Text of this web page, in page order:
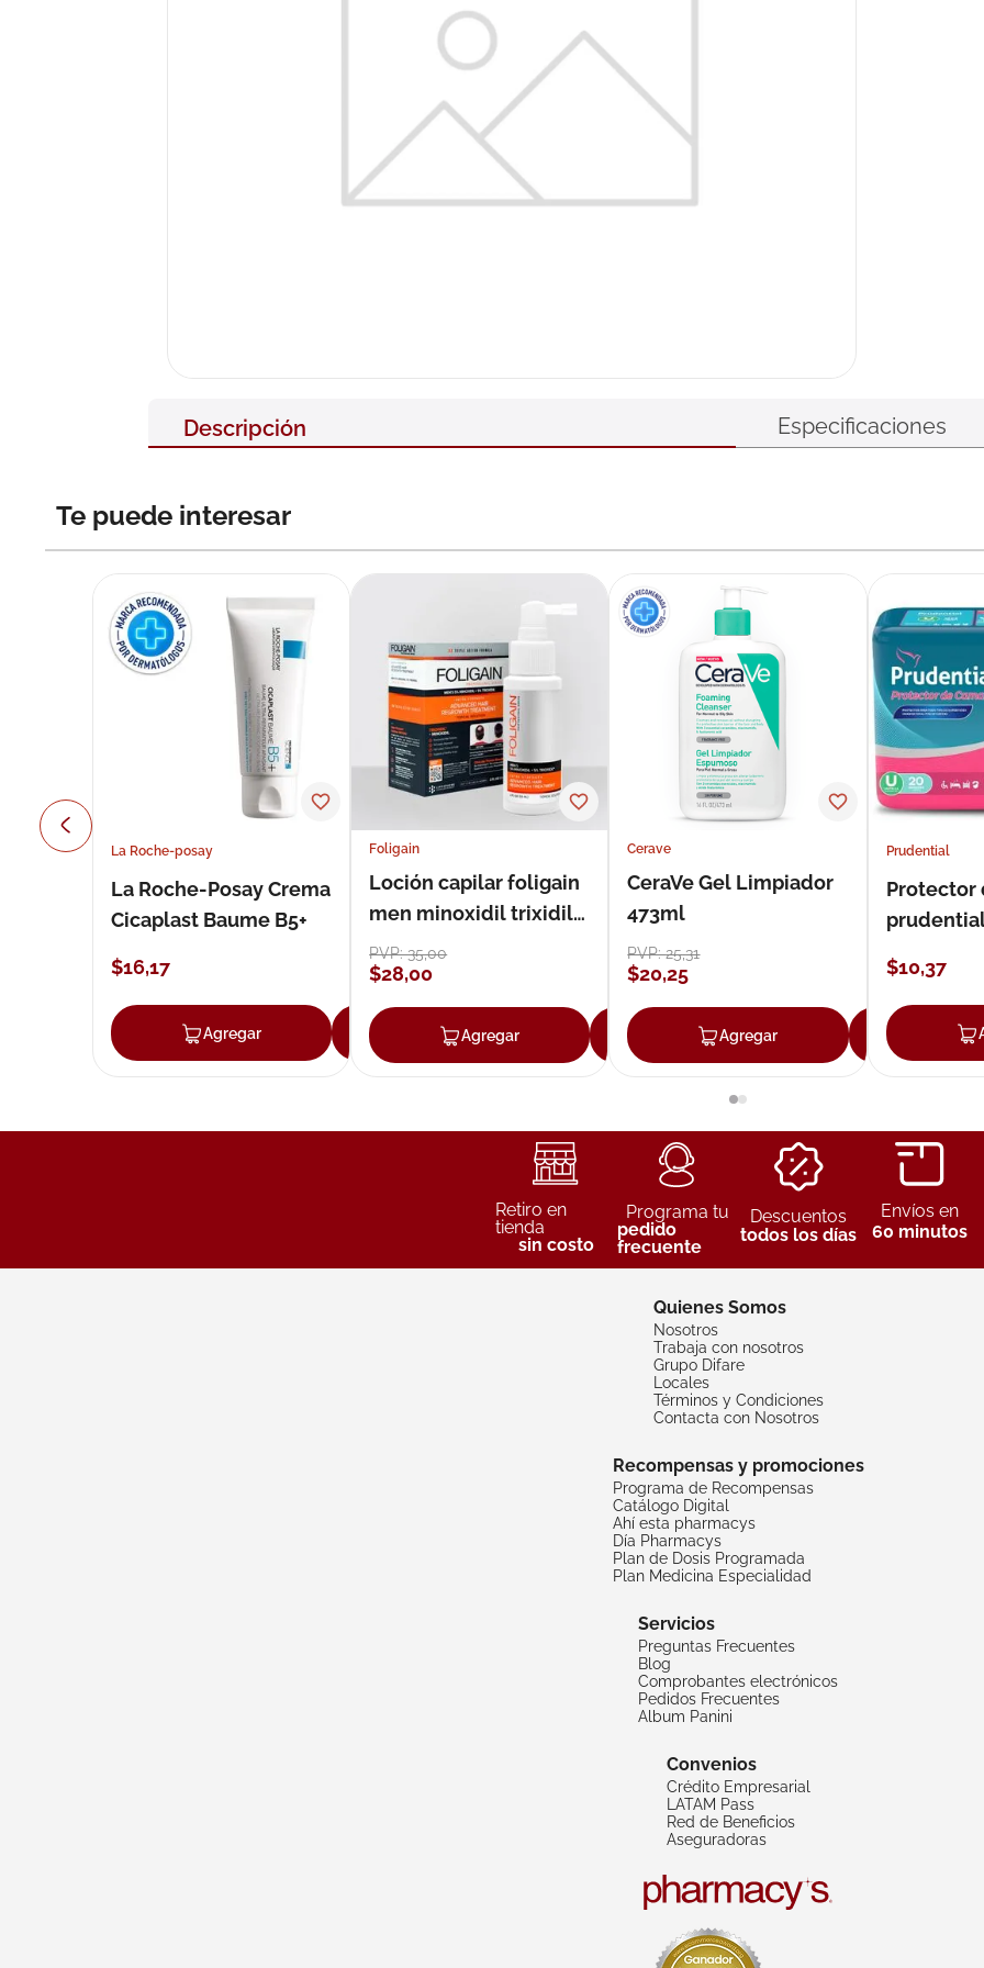
Descripción Especificaciones
Te puede interesar
La Roche-posay
La Roche-Posay Crema
Cicaplast Baume B5+
$16,17
Agregar Agregar
Foligain
Loción capilar foligain
men minoxidil trixidil
loción 59 ml
PVP:35,00
$28,00
Agregar Agregar
Cerave
CeraVe Gel Limpiador
473ml
PVP:25,31
$20,25
Agregar
Prudential
Protector
$10,37
Retiro en
tienda
sin costo
Programa tu
pedido
frecuente
Descuentos
todos los días
Envíos en
60 minutos
Quienes Somos
Nosotros
Trabaja con nosotros
Grupo Difare
Locales
Términos y Condiciones
Contacta con Nosotros
Recompensas y promociones
Programa de Recompensas
Catálogo Digital
Ahí esta pharmacys
Día Pharmacys
Plan de Dosis Programada
Plan Medicina Especialidad
Servicios
Preguntas Frecuentes
Blog
Comprobantes electrónicos
Pedidos Frecuentes
Album Panini
Convenios
Crédito Empresarial
LATAM Pass
Red de Beneficios
Aseguradoras
pañales